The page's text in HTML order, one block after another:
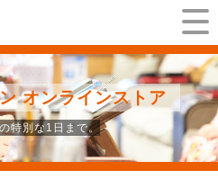
オンラインストア
特別な1日まで。